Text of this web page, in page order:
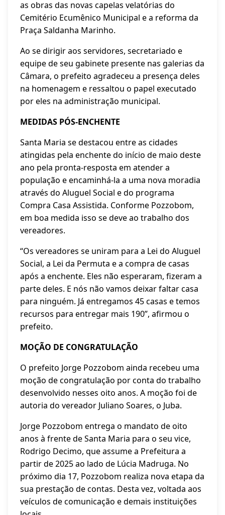
as obras das novas capelas velatórias do
Cemitério Ecumênico Municipal e a reforma da
Praça Saldanha Marinho.
Ao se dirigir aos servidores, secretariado e
equipe de seu gabinete presente nas galerias da
Câmara, o prefeito agradeceu a presença deles
na homenagem e ressaltou o papel executado
por eles na administração municipal.
MEDIDAS PÓS-ENCHENTE
Santa Maria se destacou entre as cidades
atingidas pela enchente do início de maio deste
ano pela pronta-resposta em atender a
população e encaminhá-la a uma nova moradia
através do Aluguel Social e do programa
Compra Casa Assistida. Conforme Pozzobom,
em boa medida isso se deve ao trabalho dos
vereadores.
“Os vereadores se uniram para a Lei do Aluguel
Social, a Lei da Permuta e a compra de casas
após a enchente. Eles não esperaram, fizeram a
parte deles. E nós não vamos deixar faltar casa
para ninguém. Já entregamos 45 casas e temos
recursos para entregar mais 190”, afirmou o
prefeito.
MOÇÃO DE CONGRATULAÇÃO
O prefeito Jorge Pozzobom ainda recebeu uma
moção de congratulação por conta do trabalho
desenvolvido nesses oito anos. A moção foi de
autoria do vereador Juliano Soares, o Juba.
Jorge Pozzobom entrega o mandato de oito
anos à frente de Santa Maria para o seu vice,
Rodrigo Decimo, que assume a Prefeitura a
partir de 2025 ao lado de Lúcia Madruga. No
próximo dia 17, Pozzobom realiza nova etapa da
sua prestação de contas. Desta vez, voltada aos
veículos de comunicação e demais instituições